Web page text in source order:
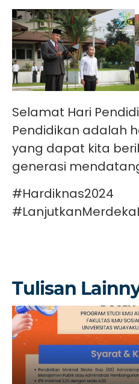
Selamat Hari
Pendidikan adalah
yang dapat kita
generasi
#Hardiknas2024
Tulisan